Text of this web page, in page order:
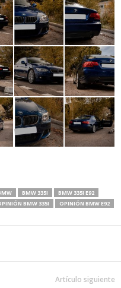
BMW 335I
BMW 335I E92
BMW 335I
OPINIÓN BMW E92
Artículo siguiente